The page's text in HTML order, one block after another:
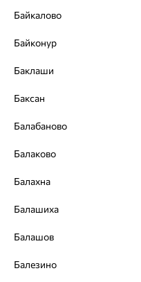
Байкалово
Байконур
Баклаши
Баксан
Балабаново
Балаково
Балахна
Балашиха
Балашов
Балезино